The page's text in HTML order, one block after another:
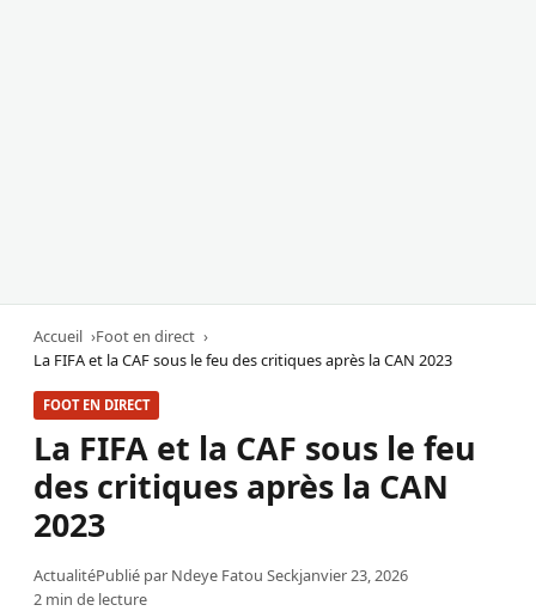
Accueil
Foot en direct
La FIFA et la CAF sous le feu des critiques après la CAN 2023
FOOT EN DIRECT
La FIFA et la CAF sous le feu
des critiques après la CAN
2023
ActualitéPublié par Ndeye Fatou Seckjanvier 23, 2026
2 min de lecture